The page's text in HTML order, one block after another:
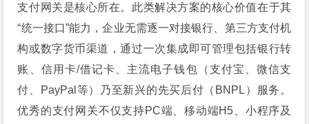
支付网关是核心所在。此类解决方案的核心价值在于其
“统一接口”能力，企业无需逐一对接银行、第三方支付机
构或数字货币渠道，通过一次集成即可管理包括银行转
账、信用卡/借记卡、主流电子钱包（支付宝、微信支
付、PayPal等）乃至新兴的先买后付（BNPL）服务。
优秀的支付网关不仅支持PC端、移动端H5、小程序及